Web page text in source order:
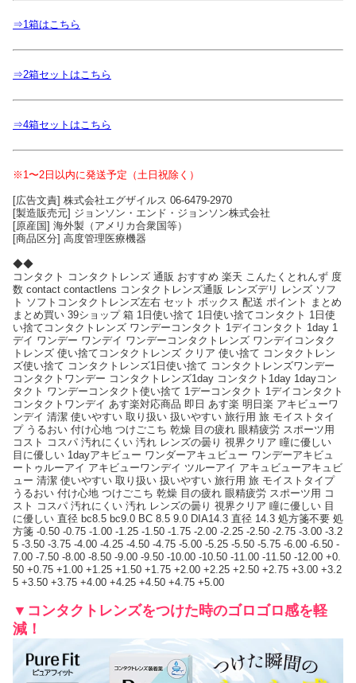
⇒1箱はこちら
⇒2箱セットはこちら
⇒4箱セットはこちら
※1〜2日以内に発送予定（土日祝除く）
[広告文責] 株式会社エグザイルス 06-6479-2970
[製造販売元] ジョンソン・エンド・ジョンソン株式会社
[原産国] 海外製（アメリカ合衆国等）
[商品区分] 高度管理医療機器
◆◆
コンタクト コンタクトレンズ 通販 おすすめ 楽天 こんたくとれんず 度
数 contact contactlens コンタクトレンズ通販 レンズデリ レンズ ソフ
ト ソフトコンタクトレンズ左右 セット ボックス 配送 ポイント まとめ
まとめ買い 39ショップ 箱 1日使い捨て 1日使い捨てコンタクト 1日使
い捨てコンタクトレンズ ワンデーコンタクト 1デイコンタクト 1day 1
デイ ワンデー ワンデイ ワンデーコンタクトレンズ ワンデイコンタク
トレンズ 使い捨てコンタクトレンズ クリア 使い捨て コンタクトレン
ズ使い捨て コンタクトレンズ1日使い捨て コンタクトレンズワンデー
コンタクトワンデー コンタクトレンズ1day コンタクト1day 1dayコン
タクト ワンデーコンタクト使い捨て 1デーコンタクト 1デイコンタクト
コンタクトワンデイ あす楽対応商品 即日 あす楽 明日楽 アキビューワ
ンデイ 清潔 使いやすい 取り扱い 扱いやすい 旅行用 旅 モイストタイ
プ うるおい 付け心地 つけごこち 乾燥 目の疲れ 眼精疲労 スポーツ用
コスト コスパ 汚れにくい 汚れ レンズの曇り 視界クリア 瞳に優しい
目に優しい 1dayアキビュー ワンダーアキュビュー ワンデーアキビュ
ートゥルーアイ アキビューワンデイ ツルーアイ アキュビューアキュビ
ュー 清潔 使いやすい 取り扱い 扱いやすい 旅行用 旅 モイストタイプ
うるおい 付け心地 つけごこち 乾燥 目の疲れ 眼精疲労 スポーツ用 コ
スト コスパ 汚れにくい 汚れ レンズの曇り 視界クリア 瞳に優しい 目
に優しい 直径 bc8.5 bc9.0 BC 8.5 9.0 DIA14.3 直径 14.3 処方箋不要 処
方箋 -0.50 -0.75 -1.00 -1.25 -1.50 -1.75 -2.00 -2.25 -2.50 -2.75 -3.00 -3.2
5 -3.50 -3.75 -4.00 -4.25 -4.50 -4.75 -5.00 -5.25 -5.50 -5.75 -6.00 -6.50 -
7.00 -7.50 -8.00 -8.50 -9.00 -9.50 -10.00 -10.50 -11.00 -11.50 -12.00 +0.
50 +0.75 +1.00 +1.25 +1.50 +1.75 +2.00 +2.25 +2.50 +2.75 +3.00 +3.2
5 +3.50 +3.75 +4.00 +4.25 +4.50 +4.75 +5.00
▼コンタクトレンズをつけた時のゴロゴロ感を軽
減！